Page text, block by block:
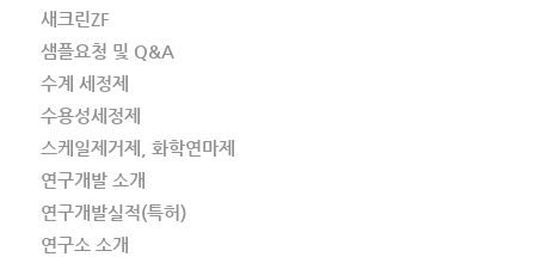
새크린ZF
샘플요청 및 Q&A
수계 세정제
수용성세정제
스케일제거제, 화학연마제
연구개발 소개
연구개발실적(특허)
연구소 소개